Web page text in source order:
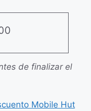
de finalizar el
Mobile Hut